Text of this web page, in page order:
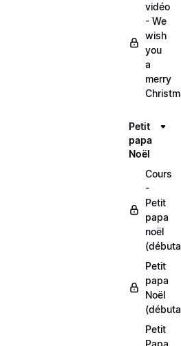
vidéo
- We
wish
you
a
merry
Petit
papa
Noël
Cours
-
Petit
papa
noël
Petit
papa
Noël
Petit
Papa